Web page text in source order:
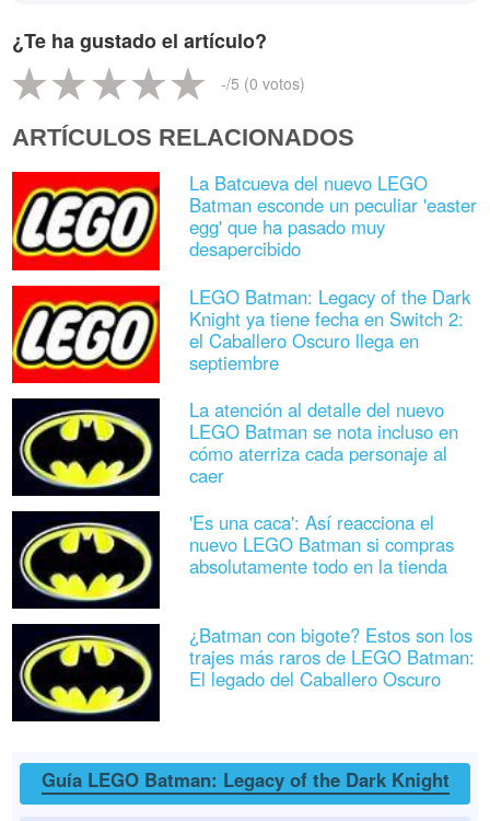
¿Te ha gustado el artículo?
-/5 (0 votos)
ARTÍCULOS RELACIONADOS
La Batcueva del nuevo LEGO
Batman esconde un peculiar 'easter
egg' que ha pasado muy
desapercibido
LEGO Batman: Legacy of the Dark
Knight ya tiene fecha en Switch 2:
el Caballero Oscuro llega en
septiembre
La atención al detalle del nuevo
LEGO Batman se nota incluso en
cómo aterriza cada personaje al
caer
'Es una caca': Así reacciona el
nuevo LEGO Batman si compras
absolutamente todo en la tienda
¿Batman con bigote? Estos son los
trajes más raros de LEGO Batman:
El legado del Caballero Oscuro
Guía LEGO Batman: Legacy of the Dark Knight